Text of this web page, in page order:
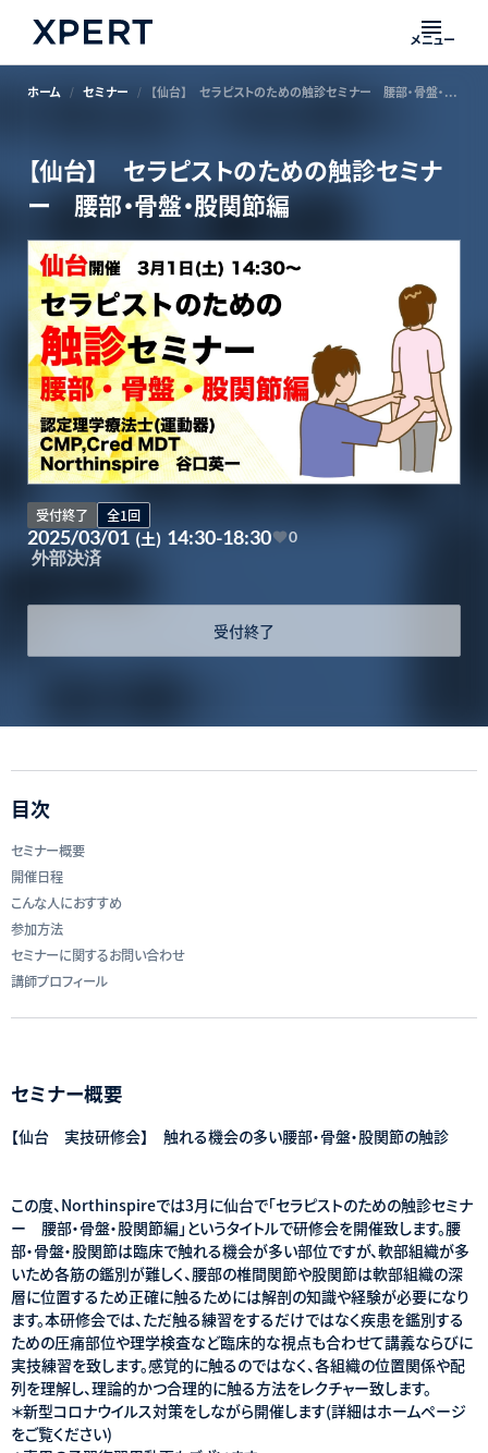
メニュー
ホーム セミナー 【仙台】 セラピストのための触診セミナー 腰部・骨盤・股関節編
【仙台】 セラピストのための触診セミナ
ー 腰部・骨盤・股関節編
受付終了 全1回
2025/03/01 (土) 14:30-18:30 0
外部決済
受付終了
目次
セミナー概要
開催日程
こんな人におすすめ
参加方法
セミナーに関するお問い合わせ
講師プロフィール
セミナー概要
【仙台 実技研修会】 触れる機会の多い腰部・骨盤・股関節の触診
この度、Northinspireでは3月に仙台で「セラピストのための触診セミナ
ー 腰部・骨盤・股関節編」というタイトルで研修会を開催致します。腰
部・骨盤・股関節は臨床で触れる機会が多い部位ですが、軟部組織が多
いため各筋の鑑別が難しく、腰部の椎間関節や股関節は軟部組織の深
層に位置するため正確に触るためには解剖の知識や経験が必要になり
ます。本研修会では、ただ触る練習をするだけではなく疾患を鑑別する
ための圧痛部位や理学検査など臨床的な視点も合わせて講義ならびに
実技練習を致します。感覚的に触るのではなく、各組織の位置関係や配
列を理解し、理論的かつ合理的に触る方法をレクチャー致します。
＊新型コロナウイルス対策をしながら開催します(詳細はホームページ
をご覧ください)